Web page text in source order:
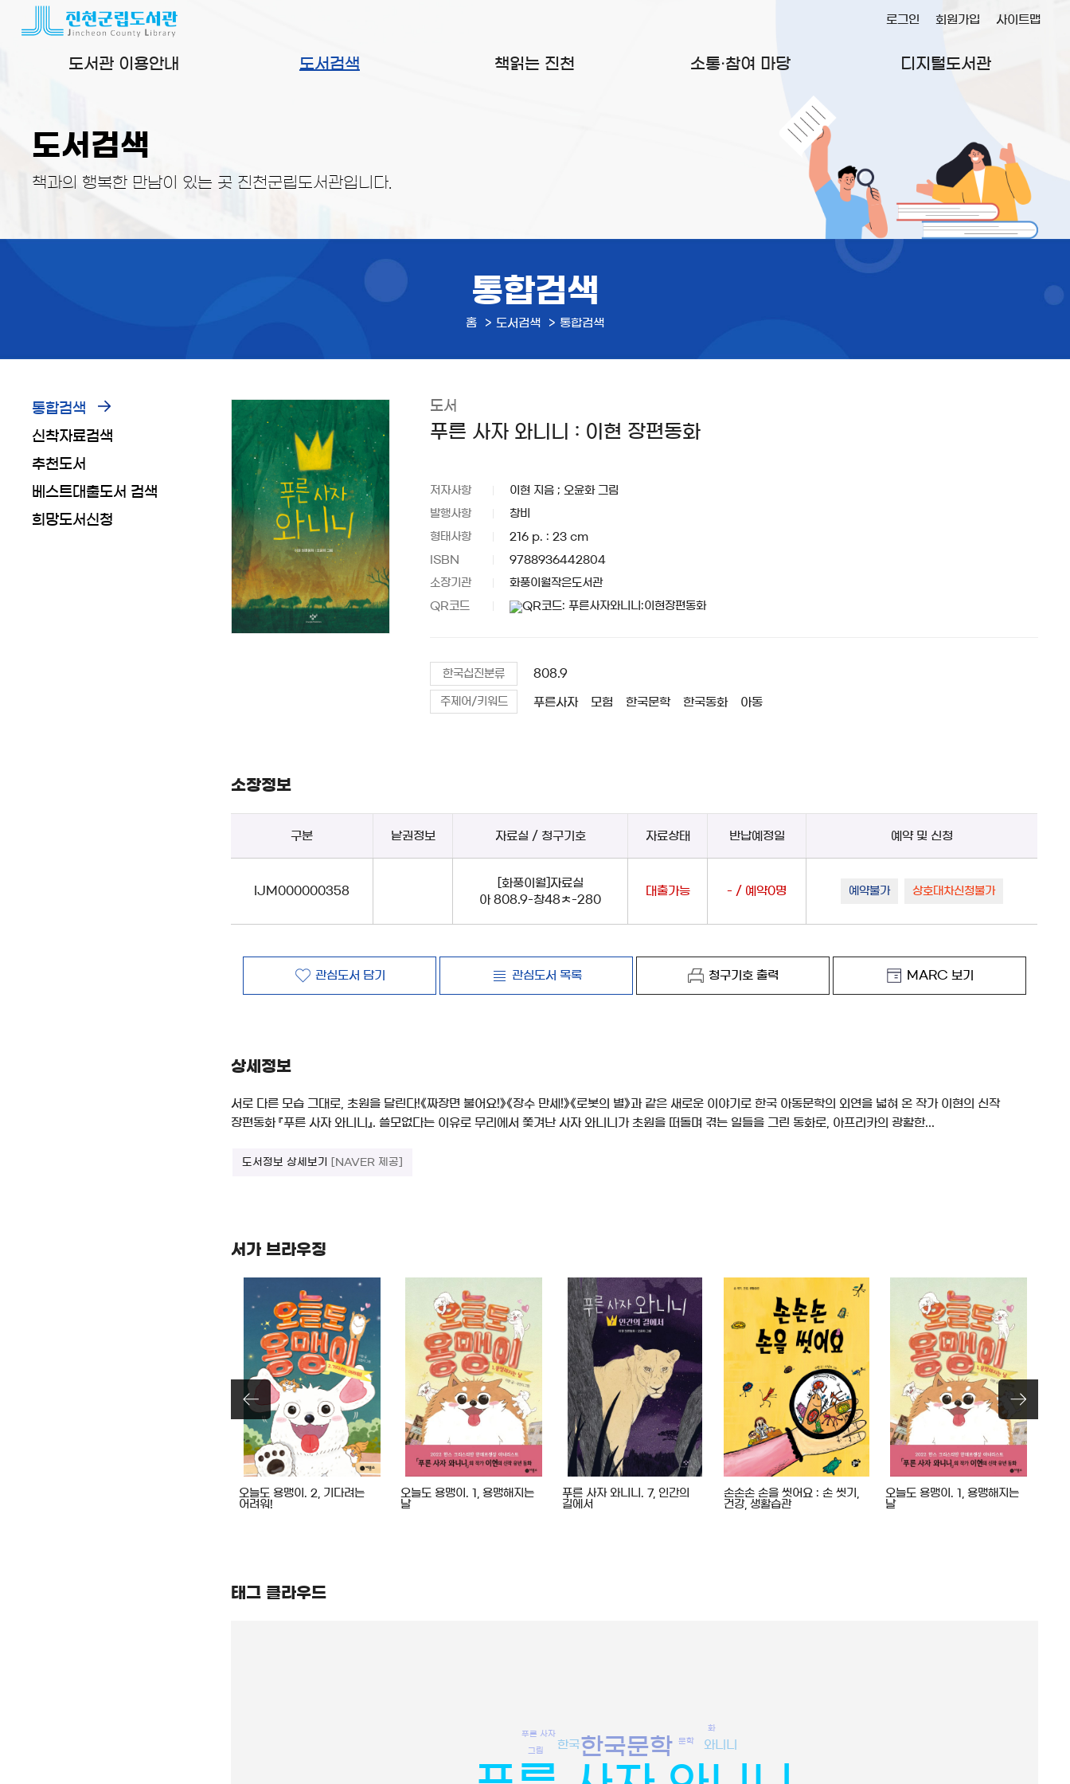
도서관 이용안내 도서검색 책읽는 진천 소통·참여 마당 디지털도서관
로그인 회원가입 사이트맵
도서검색
책과의 행복한 만남이 있는 곳 진천군립도서관입니다.
통합검색
홈 도서검색 통합검색
통합검색
신착자료검색
추천도서
베스트대출도서 검색
희망도서신청
도서
푸른 사자 와니니 : 이현 장편동화
저자사항 이현 지음 ; 오윤화 그림
발행사항 창비
형태사항 216 p. : 23 cm
ISBN 9788936442804
소장기관 화풍이월작은도서관
QR코드
한국십진분류 808.9
주제어/키워드 푸른사자 모험 한국문학 한국동화 아동
소장정보
구분 낱권정보 자료실 / 청구기호 자료상태 반납예정일 예약 및 신청
IJM000000358
[화풍이월]자료실
아 808.9-창48ㅊ-280
대출가능 - / 예약0명 예약불가 상호대차신청불가
관심도서 담기 관심도서 목록 청구기호 출력 MARC 보기
상세정보
서로 다른 모습 그대로, 초원을 달린다!《짜장면 불어요!》《장수 만세!》《로봇의 별》과 같은 새로운 이야기로 한국 아동문학의 외연을 넓혀 온 작가 이현의 신작
장편동화 『푸른 사자 와니니』. 쓸모없다는 이유로 무리에서 쫓겨난 사자 와니니가 초원을 떠돌며 겪는 일들을 그린 동화로, 아프리카의 광활한...
도서정보 상세보기 [NAVER 제공]
서가 브라우징
오늘도 용맹이. 2, 기다려는
어려워!
오늘도 용맹이. 1, 용맹해지는
날
푸른 사자 와니니. 7, 인간의
길에서
손손손 손을 씻어요 : 손 씻기,
건강, 생활습관
오늘도 용맹이. 1, 용맹해지는
날
태그 클라우드
한국문학 와니니
한국
그림
문학
푸른 사자
화